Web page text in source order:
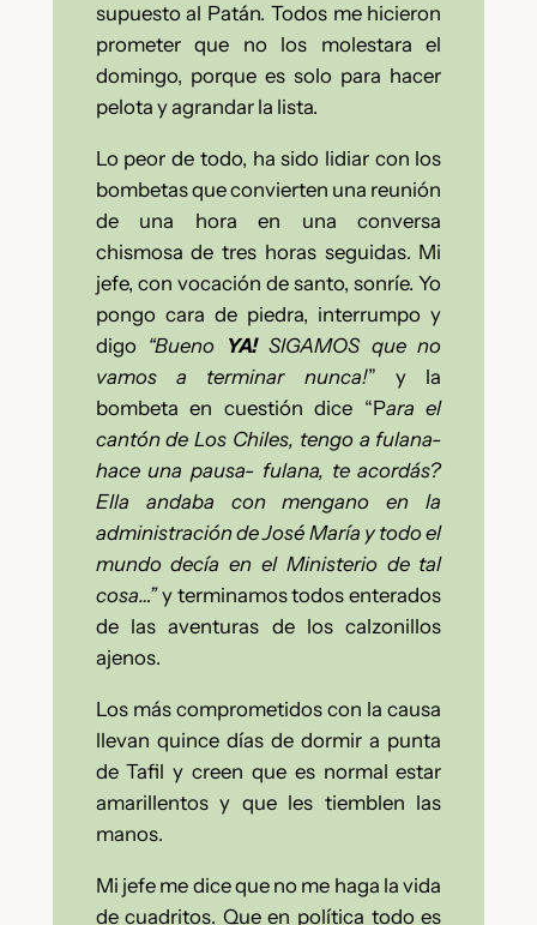
supuesto al Patán. Todos me hicieron
prometer que no los molestara el
domingo, porque es solo para hacer
pelota y agrandar la lista.
Lo peor de todo, ha sido lidiar con los
bombetas que convierten una reunión
de una hora en una conversa
chismosa de tres horas seguidas. Mi
jefe, con vocación de santo, sonríe. Yo
pongo cara de piedra, interrumpo y
digo “Bueno YA!SIGAMOS que no
vamos a terminar nunca!” y la
bombeta en cuestión dice “Para el
cantón de Los Chiles, tengo a fulana-
hace una pausa- fulana, te acordás?
Ella andaba con mengano en la
administración de José María y todo el
mundo decía en el Ministerio de tal
cosa…”y terminamos todos enterados
de las aventuras de los calzonillos
ajenos.
Los más comprometidos con la causa
llevan quince días de dormir a punta
de Tafil y creen que es normal estar
amarillentos y que les tiemblen las
manos.
Mi jefe me dice que no me haga la vida
de cuadritos. Que en política todo es